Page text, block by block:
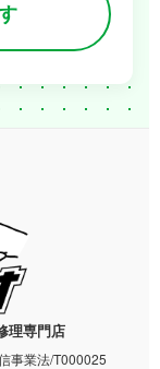
理専門店
事業法/T000025